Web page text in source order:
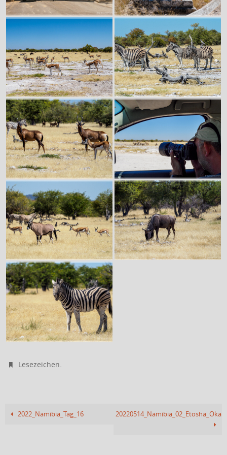
Lesezeichen.
2022_Namibia_Tag_16